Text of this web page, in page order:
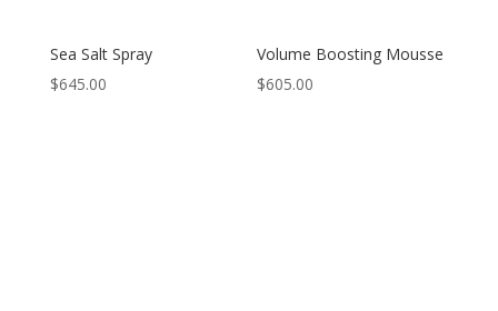
Sea Salt Spray
$645.00
Volume Boosting Mousse
$605.00